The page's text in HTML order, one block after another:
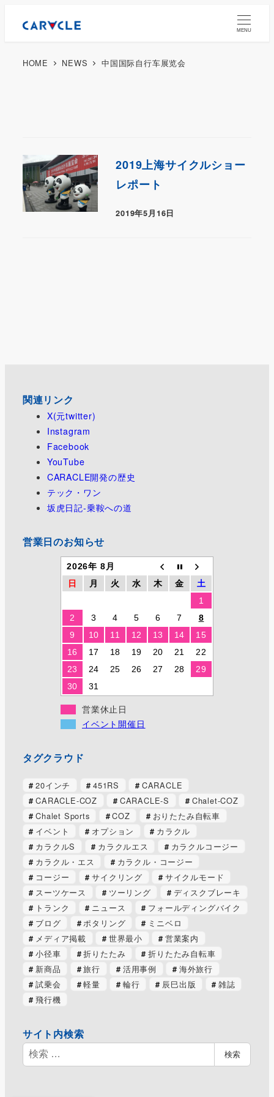
MENU
HOME NEWS 中国国际自行车展览会
2019上海サイクルショー
レポート
2019年5月16日
関連リンク
X(元twitter)
Instagram
Facebook
YouTube
CARACLE開発の歴史
テック・ワン
坂虎日記-乗鞍への道
営業日のお知らせ
2026年 8月
日
月 火 水 木 金
土
1
2
3 4 5 6 7
8
9
10 11 12 13 14
15
16
17 18 19 20 21
22
23
24 25 26 27 28
29
30
31
営業休止日
イベント開催日
タグクラウド
20インチ 451RS
CARACLE
CARACLE-COZ
CARACLE-S
Chalet-COZ
Chalet Sports
COZ
おりたたみ自転車
イベント
オプション
カラクル
カラクルS
カラクルエス
カラクルコージー
カラクル・エス
カラクル・コージー
コージー
サイクリング
サイクルモード
スーツケース
ツーリング
ディスクブレーキ
トランク
ニュース
フォールディングバイク
ブログ
ポタリング
ミニベロ
メディア掲載
世界最小
営業案内
小径車
折りたたみ
折りたたみ自転車
新商品
旅行 活用事例
海外旅行
試乗会
軽量 輪行 辰巳出版
雑誌
飛行機
サイト内検索
検
索
検索